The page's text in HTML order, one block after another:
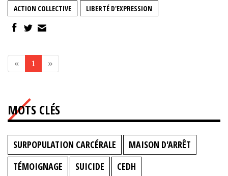
ACTION COLLECTIVE LIBERTÉ D'EXPRESSION
« 1 »
MOTS CLÉS
SURPOPULATION CARCÉRALE
MAISON D'ARRÊT
TÉMOIGNAGE
SUICIDE CEDH